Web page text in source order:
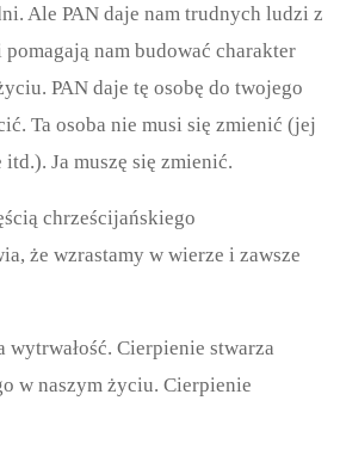
Ale PAN daje nam trudnych ludzi z
nam budować charakter
PAN daje tę osobę do twojego
Ta osoba nie musi się zmienić (jej
Ja muszę się zmienić.
chrześcijańskiego
że wzrastamy w wierze i zawsze
wytrwałość. Cierpienie stwarza
w naszym życiu. Cierpienie